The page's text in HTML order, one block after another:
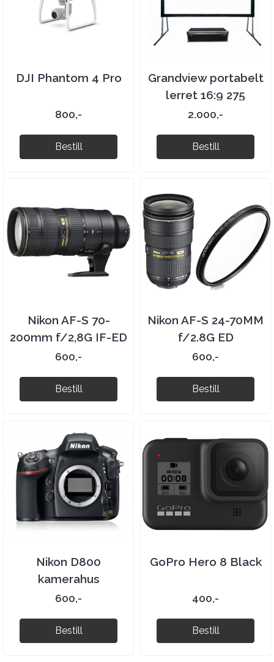
DJI Phantom 4 Pro
800,-
Bestill
Grandview portabelt
lerret 16:9 275
tommer
2.000,-
Bestill
Nikon AF-S 70-
200mm f/2,8G IF-ED
VR II
600,-
Bestill
Nikon AF-S 24-70MM
f/2.8G ED
600,-
Bestill
Nikon D800
kamerahus
600,-
Bestill
GoPro Hero 8 Black
400,-
Bestill